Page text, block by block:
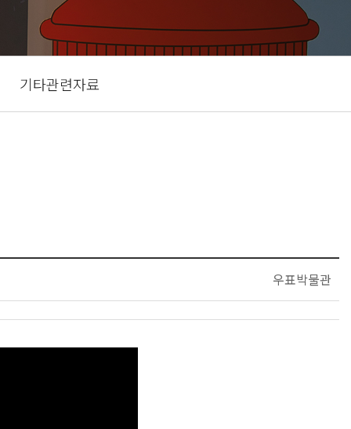
기타관련자료
우표박물관